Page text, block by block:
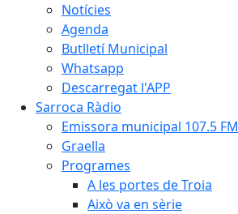
Notícies
Agenda
Butlletí Municipal
Whatsapp
Descarregat l'APP
Sarroca Ràdio
Emissora municipal 107.5 FM
Graella
Programes
A les portes de Troia
Això va en sèrie